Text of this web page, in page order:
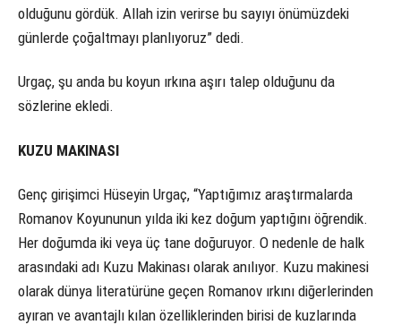
olduğunu gördük. Allah izin verirse bu sayıyı önümüzdeki
günlerde çoğaltmayı planlıyoruz” dedi.
Urgaç, şu anda bu koyun ırkına aşırı talep olduğunu da
sözlerine ekledi.
KUZU MAKINASI
Genç girişimci Hüseyin Urgaç, “Yaptığımız araştırmalarda
Romanov Koyununun yılda iki kez doğum yaptığını öğrendik.
Her doğumda iki veya üç tane doğuruyor. O nedenle de halk
arasındaki adı Kuzu Makinası olarak anılıyor. Kuzu makinesi
olarak dünya literatürüne geçen Romanov ırkını diğerlerinden
ayıran ve avantajlı kılan özelliklerinden birisi de kuzlarında